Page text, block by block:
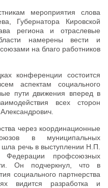
мероприятия слова
Губернатора Кировской
региона и отраслевые
намерены вести и
на благо работников
конференции состоится
аспектам социального
пути движения вперед в
всех сторон
через координационные
в муниципальных
речь в выступлении Н.П.
профсоюзных
Он подчеркнул, что в
социального партнерства
видится разработка и